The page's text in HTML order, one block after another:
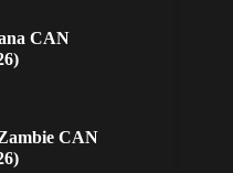
CAN
CAN